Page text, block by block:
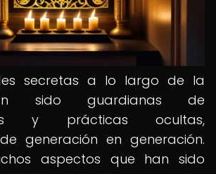
secretas a lo largo de la
sido guardianas de
y prácticas ocultas,
generación en generación.
aspectos que han sido